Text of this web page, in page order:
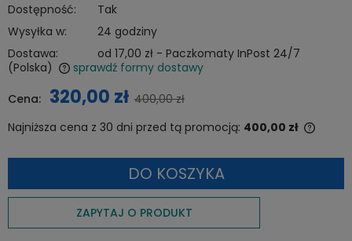
Dostępność:
Tak
Wysyłka w:
24 godziny
Dostawa:
od 17,00 zł - Paczkomaty InPost 24/7
(Polska)
sprawdź formy dostawy
Cena: 320,00 zł 400,00 zł
Najniższa cena z 30 dni przed tą promocją: 400,00 zł
niż
DO KOSZYKA
ZAPYTAJ O PRODUKT